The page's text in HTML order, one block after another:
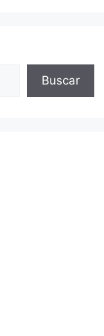
Buscar